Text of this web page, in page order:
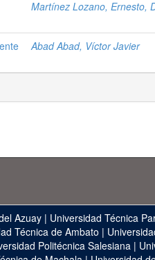
Martínez Lozano, Ernesto,
Abad Abad, Víctor Javier
Azuay | Universidad Técnica
Técnica de Ambato |
Politécnica Salesiana|